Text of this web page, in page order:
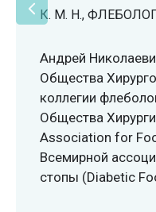
К. М. Н.,
Андрей
Общества
коллегии
Общества
Association for
Всемирной
стопы (Diabetic